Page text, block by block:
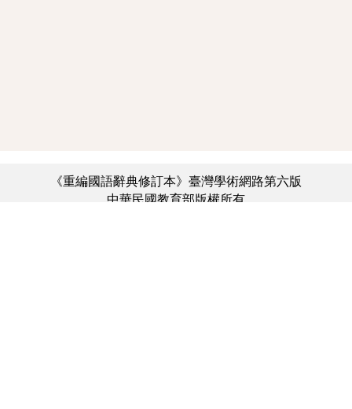
《重編國語辭典修訂本》臺灣學術網路第六版
中華民國教育部版權所有